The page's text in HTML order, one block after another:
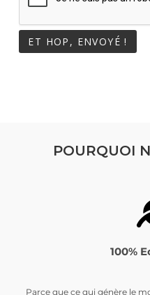
POURQUOI
100%
Parce que ce qui génère le